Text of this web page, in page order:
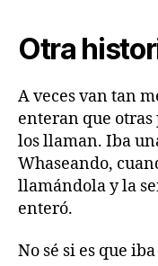
Otra
A veces van tan
enteran que otras
los llaman. Iba
Whaseando,
llamándola y la
enteró.
No sé si es que